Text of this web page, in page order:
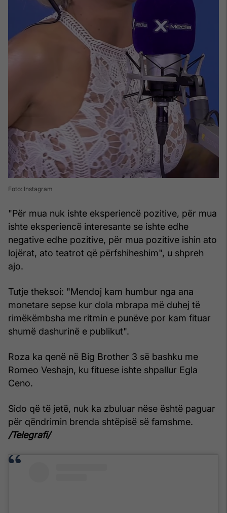
Foto: Instagram
"Për mua nuk ishte eksperiencë pozitive, për mua
ishte eksperiencë interesante se ishte edhe
negative edhe pozitive, për mua pozitive ishin ato
lojërat, ato teatrot që përfshiheshim", u shpreh
ajo.
Tutje theksoi: "Mendoj kam humbur nga ana
monetare sepse kur dola mbrapa më duhej të
rimëkëmbsha me ritmin e punëve por kam fituar
shumë dashurinë e publikut".
Roza ka qenë në Big Brother 3 së bashku me
Romeo Veshajn, ku fituese ishte shpallur Egla
Ceno.
Sido që të jetë, nuk ka zbuluar nëse është paguar
për qëndrimin brenda shtëpisë së famshme.
/Telegrafi/